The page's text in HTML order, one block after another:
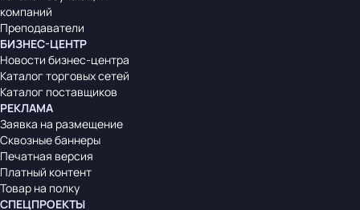
компаний
Преподаватели
БИЗНЕС-ЦЕНТР
Новости бизнес-центра
Каталог торговых сетей
Каталог поставщиков
РЕКЛАМА
Заявка на размещение
Сквозные баннеры
Печатная версия
Платный контент
Товар на полку
СПЕЦПРОЕКТЫ